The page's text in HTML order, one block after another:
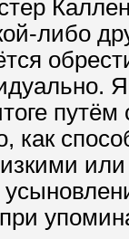
либо
как
или